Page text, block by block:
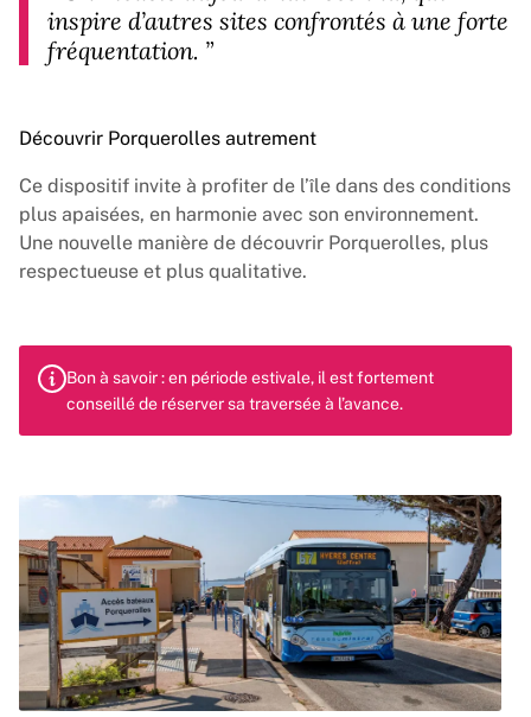
inspire d’autres sites confrontés à une forte
fréquentation. ”
Découvrir Porquerolles autrement
Ce dispositif invite à profiter de l’île dans des conditions
plus apaisées, en harmonie avec son environnement.
Une nouvelle manière de découvrir Porquerolles, plus
respectueuse et plus qualitative.
Bon à savoir : en période estivale, il est fortement
conseillé de réserver sa traversée à l’avance.